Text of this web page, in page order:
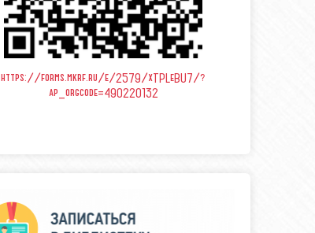
https://forms.mkrf.ru/e/2579/xTPLeBU7/?
ap_orgcode=490220132